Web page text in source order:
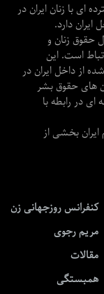
ای با زنان ایران در
ایران دارد.
حقوق زنان و
است. این
از داخل ایران در
های حقوق بشر
در رابطه با
بخشی از
کنفرانس روزجهانی زن
مریم رجوی
مقالات
همبستگی